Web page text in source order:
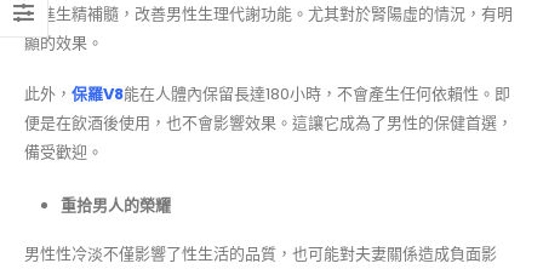
促進生精補髓，改善男性生理代謝功能。尤其對於腎陽虛的情況，有明
顯的效果。
此外， 保羅V8能在人體內保留長達180小時，不會產生任何依賴性。即
便是在飲酒後使用，也不會影響效果。這讓它成為了男性的保健首選，
備受歡迎。
重拾男人的榮耀
男性性冷淡不僅影響了性生活的品質，也可能對夫妻關係造成負面影